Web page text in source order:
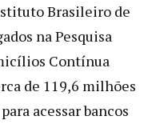
Brasileiro de
na Pesquisa
Contínua
de 119,6 milhões
acessar bancos